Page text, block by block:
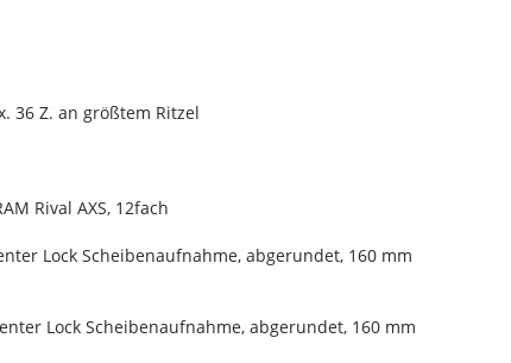
36 Z. an größtem Ritzel
Rival AXS, 12fach
Lock Scheibenaufnahme, abgerundet, 160 mm
Lock Scheibenaufnahme, abgerundet, 160 mm